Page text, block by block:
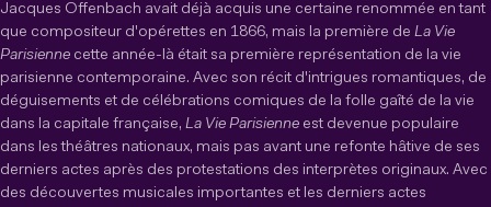
Jacques Offenbach avait déjà acquis une certaine renommée en tant
que compositeur d'opérettes en 1866, mais la première de La Vie
Parisienne cette année-là était sa première représentation de la vie
parisienne contemporaine. Avec son récit d'intrigues romantiques, de
déguisements et de célébrations comiques de la folle gaîté de la vie
dans la capitale française, La Vie Parisienne est devenue populaire
dans les théâtres nationaux, mais pas avant une refonte hâtive de ses
derniers actes après des protestations des interprètes originaux. Avec
des découvertes musicales importantes et les derniers actes